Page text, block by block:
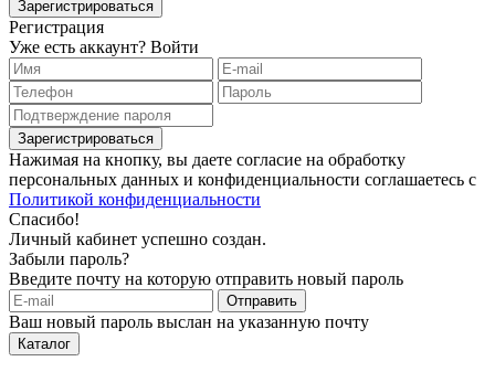
Зарегистрироваться
Регистрация
Уже есть аккаунт? Войти
Зарегистрироваться
Нажимая на кнопку, вы даете согласие на обработку
персональных данных и конфиденциальности соглашаетесь с
Политикой конфиденциальности
Спасибо!
Личный кабинет успешно создан.
Забыли пароль?
Введите почту на которую отправить новый пароль
Отправить
Ваш новый пароль выслан на указанную почту
Каталог